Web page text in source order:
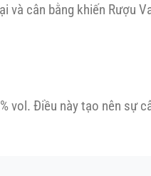
cân bằng khiến Rượu
vol. Điều này tạo nên sự